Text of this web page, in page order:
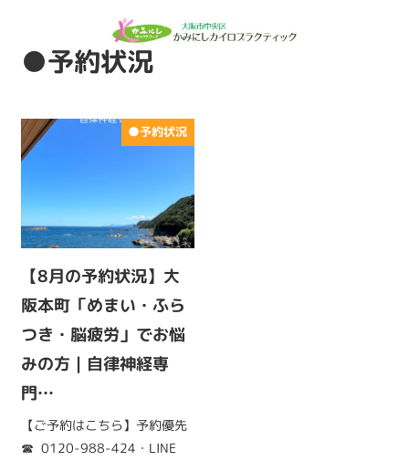
●予約状況
●予約状況
【8月の予約状況】大
阪本町「めまい・ふら
つき・脳疲労」でお悩
みの方｜自律神経専
門…
【ご予約はこちら】予約優先
☎︎ 0120-988-424・LINE